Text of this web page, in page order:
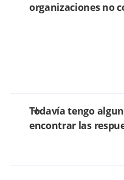
organizaciones no
Todavía tengo
encontrar las